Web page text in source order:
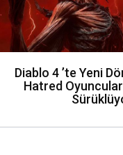
Diablo 4 ’te Yeni
Hatred